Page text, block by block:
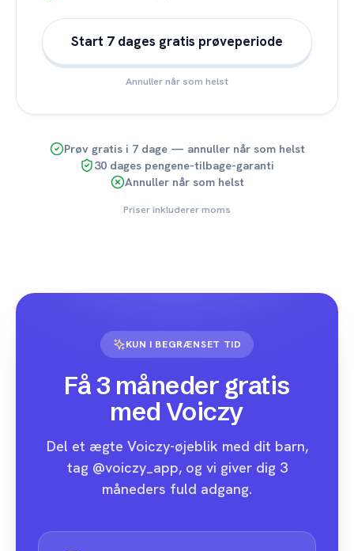
Start 7 dages gratis prøveperiode
Annuller når som helst
Prøv gratis i 7 dage — annuller når som helst
30 dages pengene-tilbage-garanti
Annuller når som helst
Priser inkluderer moms
KUN I BEGRÆNSET TID
Få 3 måneder gratis
med Voiczy
Del et ægte Voiczy-øjeblik med dit barn,
tag @voiczy_app, og vi giver dig 3
måneders fuld adgang.